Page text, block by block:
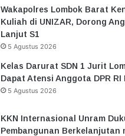
Wakapolres Lombok Barat
Kuliah di UNIZAR, Dorong
Lanjut S1
5 Agustus 2026
Kelas Darurat SDN 1 Jurit
Dapat Atensi Anggota DPR RI
5 Agustus 2026
KKN Internasional Unram
Pembangunan Berkelanjutan